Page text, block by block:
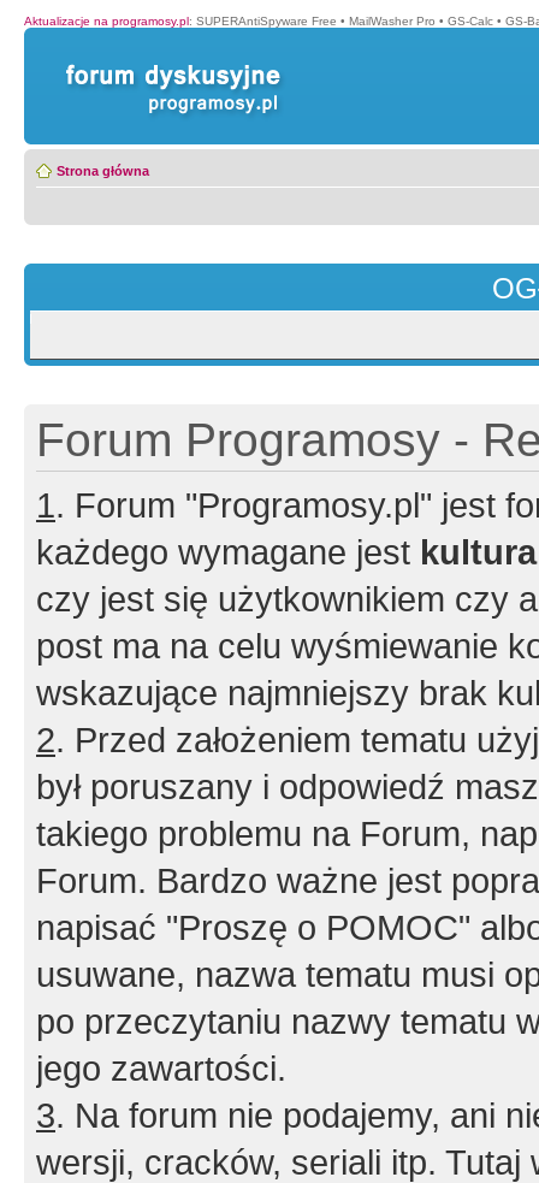
Aktualizacje na programosy.pl: SUPERAntiSpyware Free • MailWasher Pro • GS-Calc • GS-
Strona główna
Forum Programosy -
1. Forum "Programosy.pl" jest
każdego wymagane jest
czy jest się użytkownikiem czy
post ma na celu wyśmiewanie
wskazujące najmniejszy brak
2. Przed założeniem tematu
był poruszany i odpowiedź
takiego problemu na Forum,
Forum. Bardzo ważne jest
napisać "Proszę o POMOC"
usuwane, nazwa tematu musi
po przeczytaniu nazwy tematu
jego zawartości.
3. Na forum nie podajemy, ani
wersji, cracków, seriali itp. Tutaj